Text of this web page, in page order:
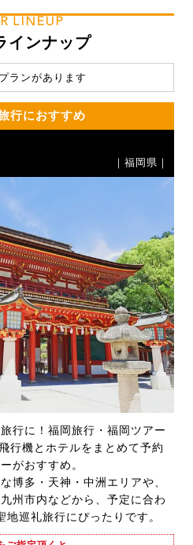
LINEUP
インナップ
ランがあります
行におすすめ
｜福岡県｜
行に！福岡旅行・福岡ツアー
行機とホテルをまとめて予約
がおすすめ。
博多・天神・中洲エリアや、
州市内などから、予定に合わ
巡礼旅行にぴったりです。